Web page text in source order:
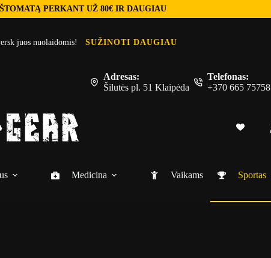
PERKANT UŽ 80€ IR DAUGIAU
juos nuolaidomis! SUŽINOTI DAUGIAU
Adresas:
Šilutės pl. 51 Klaipėda
Telefonas:
+370 665 75758
Medicina Vaikams Sportas